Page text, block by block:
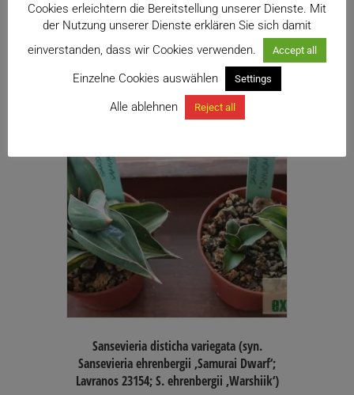
Ähnliche Produkte
Sansevieria disticha variegata (syn.
Sansevieria ehrenbergii ‚Samurai Dwarf‘;
Lavranos 23154; S. ehrenbergii ‚Warshiik‘)
Cookies erleichtern die Bereitstellung unserer Dienste. Mit
der Nutzung unserer Dienste erklären Sie sich damit
einverstanden, dass wir Cookies verwenden.
Accept all
Einzelne Cookies auswählen Settings
Alle ablehnen Reject all